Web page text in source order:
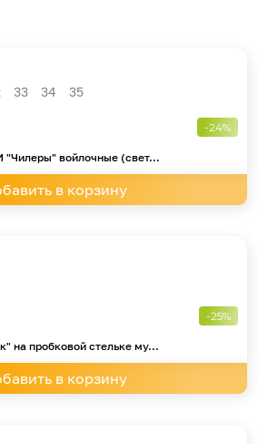
33 34 35
-24%
"Чилеры" войлочные (свет...
в корзину
-25%
на пробковой стельке му...
в корзину